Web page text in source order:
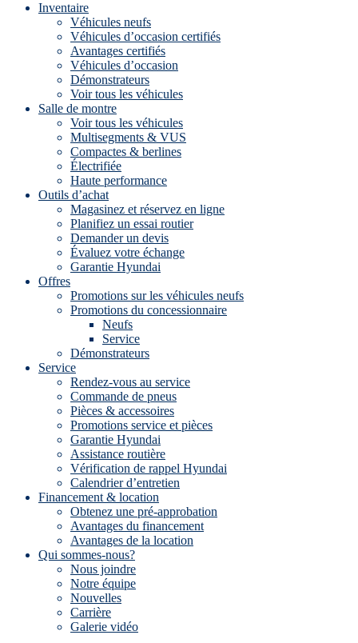
Inventaire
Véhicules neufs
Véhicules d’occasion certifiés
Avantages certifiés
Véhicules d’occasion
Démonstrateurs
Voir tous les véhicules
Salle de montre
Voir tous les véhicules
Multisegments & VUS
Compactes & berlines
Électrifiée
Haute performance
Outils d’achat
Magasinez et réservez en ligne
Planifiez un essai routier
Demander un devis
Évaluez votre échange
Garantie Hyundai
Offres
Promotions sur les véhicules neufs
Promotions du concessionnaire
Neufs
Service
Démonstrateurs
Service
Rendez-vous au service
Commande de pneus
Pièces & accessoires
Promotions service et pièces
Garantie Hyundai
Assistance routière
Vérification de rappel Hyundai
Calendrier d’entretien
Financement & location
Obtenez une pré-approbation
Avantages du financement
Avantages de la location
Qui sommes-nous?
Nous joindre
Notre équipe
Nouvelles
Carrière
Galerie vidéo